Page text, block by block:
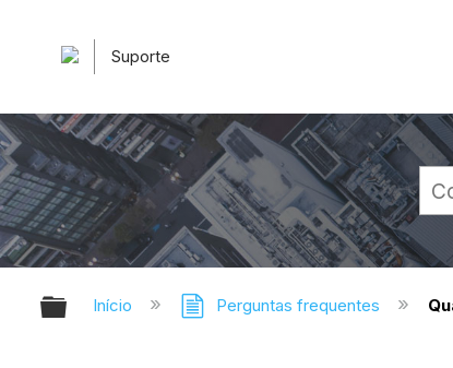
Suporte
Expandir/recolher hierarquia
Início Perguntas frequentes